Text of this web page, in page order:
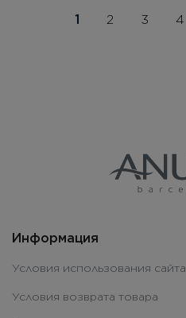
1 2 3 4
Информация
Условия использования сайта
Условия возврата товара